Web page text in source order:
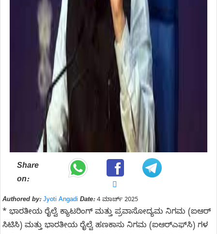
Share
on:
Authored by: Jyoti Angadi Date:4 ಮಾರ್ಚ್ 2025
* ಭಾರತೀಯ ರೈಲ್ವೆ ಕ್ಯಾಟರಿಂಗ್ ಮತ್ತು ಪ್ರವಾಸೋದ್ಯಮ ನಿಗಮ (ಐಆರ್​
ಸಿಟಿಸಿ) ಮತ್ತು ಭಾರತೀಯ ರೈಲ್ವೆ ಹಣಕಾಸು ನಿಗಮ (ಐಆರ್​ಎಫ್​ಸಿ) ಗಳ